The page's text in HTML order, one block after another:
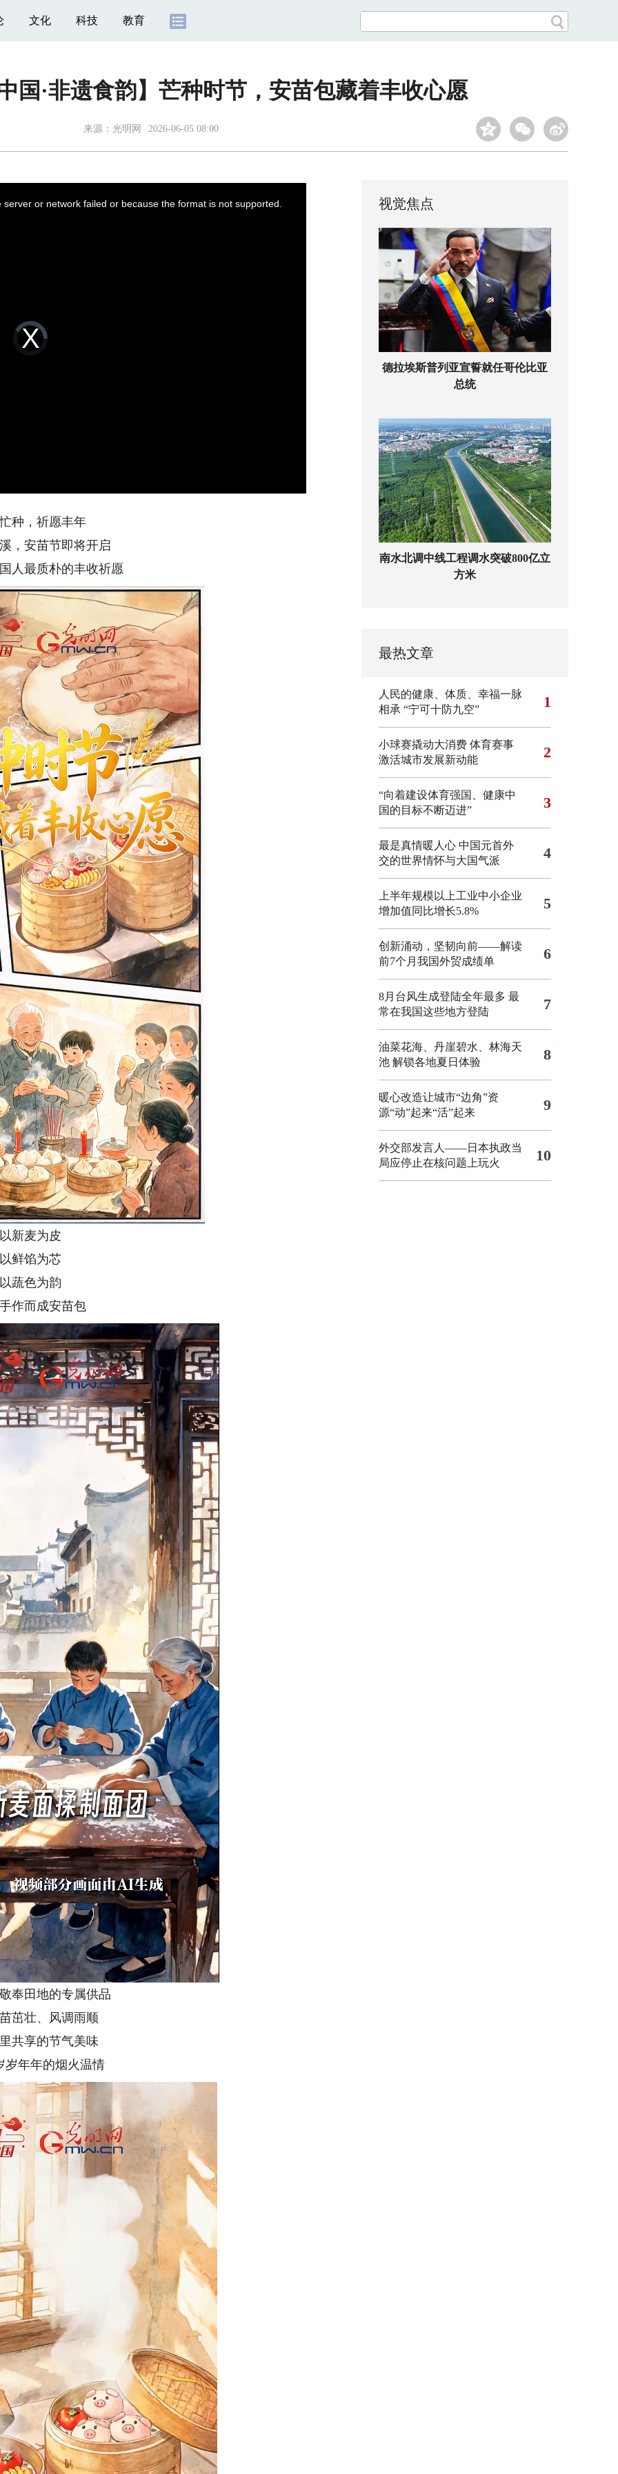
文化 科技 教育
国·非遗食韵】芒种时节，安苗包藏着丰收心愿
来源： 光明网 2026-06-05 08:00
Video
Player
loading.
or network failed or because the format is not supported.
种，祈愿丰年
，安苗节即将开启
人最质朴的丰收祈愿
新麦为皮
鲜馅为芯
蔬色为韵
作而成安苗包
奉田地的专属供品
茁壮、风调雨顺
共享的节气美味
岁年年的烟火温情
视觉焦点
德拉埃斯普列亚宣誓就任哥伦比亚
总统
南水北调中线工程调水突破800亿立
方米
最热文章
人民的健康、体质、幸福一脉
相承 “宁可十防九空” 1
小球赛撬动大消费 体育赛事
激活城市发展新动能
2
“向着建设体育强国、健康中
国的目标不断迈进”
3
最是真情暖人心 中国元首外
交的世界情怀与大国气派
4
上半年规模以上工业中小企业
增加值同比增长5.8%
5
创新涌动，坚韧向前——解读
前7个月我国外贸成绩单
6
8月台风生成登陆全年最多 最
常在我国这些地方登陆
7
油菜花海、丹崖碧水、林海天
池 解锁各地夏日体验
8
暖心改造让城市“边角”资
源“动”起来“活”起来
9
外交部发言人——日本执政当
局应停止在核问题上玩火
10